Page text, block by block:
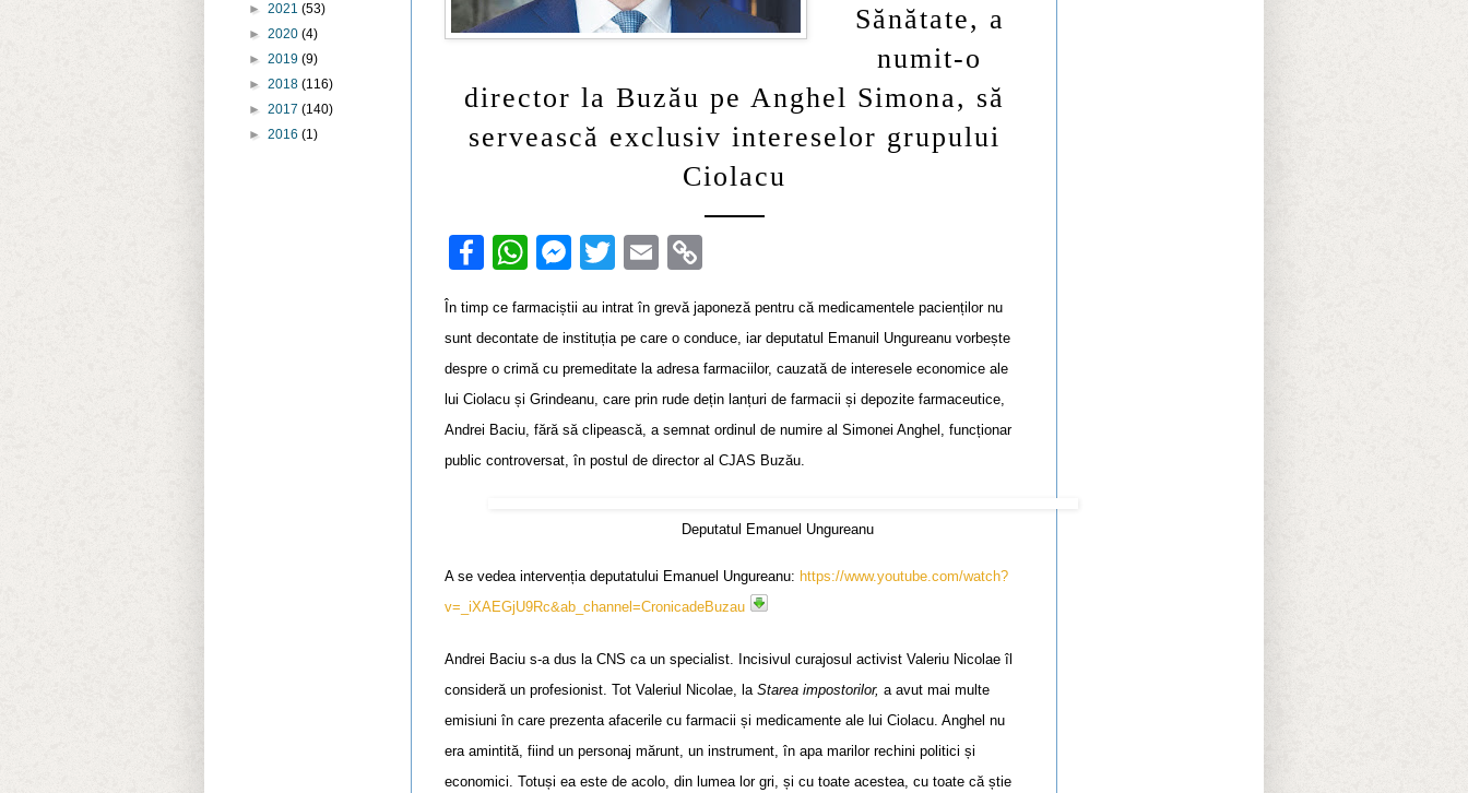
Sănătate, a
numit-o
director la Buzău pe Anghel Simona, să
servească exclusiv intereselor grupului
Ciolacu
F
c
e
b
o
o
W
at
s
A
p
p
M
ss
e
n
g
er
T
tt
er
E
ail p
y
Li
n
k
În timp ce farmaciștii au intrat în grevă japoneză pentru că medicamentele pacienților nu
sunt decontate de instituția pe care o conduce, iar deputatul Emanuil Ungureanu vorbește
despre o crimă cu premeditate la adresa farmaciilor, cauzată de interesele economice ale
lui Ciolacu și Grindeanu, care prin rude dețin lanțuri de farmacii și depozite farmaceutice,
Andrei Baciu, fără să clipească, a semnat ordinul de numire al Simonei Anghel, funcționar
public controversat, în postul de director al CJAS Buzău.
Deputatul Emanuel Ungureanu
A se vedea intervenția deputatului Emanuel Ungureanu: https://www.youtube.com/watch?
v=_iXAEGjU9Rc&ab_channel=CronicadeBuzau
Andrei Baciu s-a dus la CNS ca un specialist. Incisivul curajosul activist Valeriu Nicolae îl
consideră un profesionist. Tot Valeriul Nicolae, la Starea impostorilor, a avut mai multe
emisiuni în care prezenta afacerile cu farmacii și medicamente ale lui Ciolacu. Anghel nu
era amintită, fiind un personaj mărunt, un instrument, în apa marilor rechini politici și
economici. Totuși ea este de acolo, din lumea lor gri, și cu toate acestea, cu toate că știe
► 2021 (53)
► 2020 (4)
► 2019 (9)
► 2018 (116)
► 2017 (140)
► 2016 (1)